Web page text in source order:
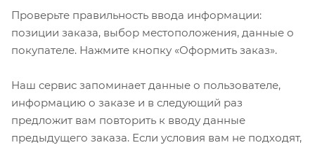
Проверьте правильность ввода информации:
позиции заказа, выбор местоположения, данные о
покупателе. Нажмите кнопку «Оформить заказ».
Наш сервис запоминает данные о пользователе,
информацию о заказе и в следующий раз
предложит вам повторить к вводу данные
предыдущего заказа. Если условия вам не подходят,